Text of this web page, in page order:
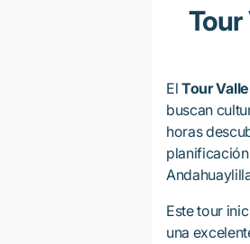
Tour
ElTour
buscan
horas
Este tour
una